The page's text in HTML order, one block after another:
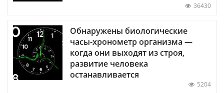
36430
Обнаружены биологические
часы-хронометр организма —
когда они выходят из строя,
развитие человека
останавливается
5204